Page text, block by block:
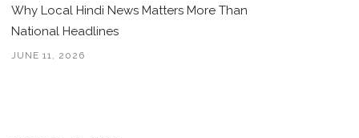
Why Local Hindi News Matters More Than
National Headlines
JUNE 11, 2026